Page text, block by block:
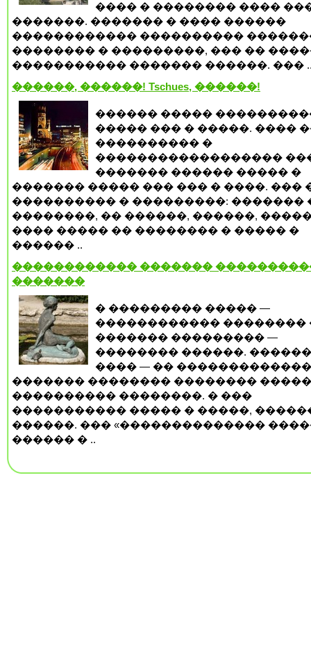
���� � �������� ����
�������. ������� � ���� ������
������������ ����������
�������� � ���������, ��� ��
����������� ������� ������. ���
������, ������! Tschues, ������!
������ �����
����� ��� � �����. ����
���������� �
������������������
������� ������ ����� �
������� ����� ��� ��� � ����. ���
���������� � ���������: �������
��������, �� ������, ������,
���� ����� �� �������� � ����� �
������ ..
������������ �������
�������
� ��������� ����� —
������������ ��������
������� ��������� —
�������� ������.
���� — ��
������� �������� ��������
���������� ��������. � ���
����������� ����� � �����,
������. ��� «��������������
������ � ..